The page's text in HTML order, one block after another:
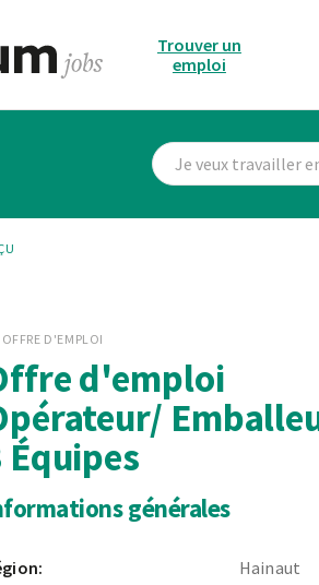
Trouver un
emploi
OFFRE D'EMPLOI
d'emploi
Équipes
générales
Hainaut